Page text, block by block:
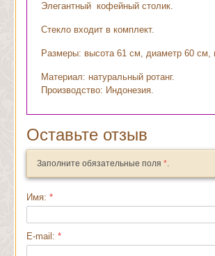
Элегантный кофейный столик.
Стекло входит в комплект.
Размеры: высота 61 см, диаметр 60 см,
Материал: натуральный ротанг.
Производство: Индонезия.
Оставьте отзыв
Заполните обязательные поля *.
Имя: *
E-mail: *